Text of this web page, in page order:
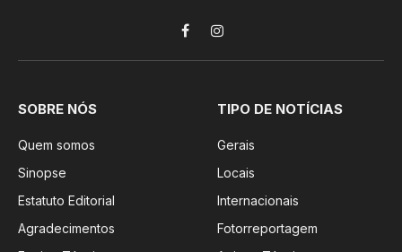
FacebookInstagram
SOBRE NÓS
Quem somos
Sinopse
Estatuto Editorial
Agradecimentos
TIPO DE NOTÍCIAS
Gerais
Locais
Internacionais
Fotorreportagem